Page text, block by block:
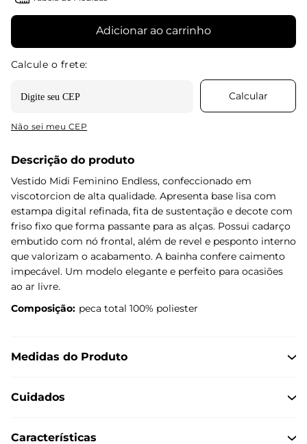
Adicionar ao carrinho
Não sei meu CEP
Descrição do produto
Vestido Midi Feminino Endless, confeccionado em
viscotorcion de alta qualidade. Apresenta base lisa com
estampa digital refinada, fita de sustentação e decote com
friso fixo que forma passante para as alças. Possui cadarço
embutido com nó frontal, além de revel e pesponto interno
que valorizam o acabamento. A bainha confere caimento
impecável. Um modelo elegante e perfeito para ocasiões
ao ar livre.
Composição: peca total 100% poliester
Medidas do Produto
Cuidados
Características